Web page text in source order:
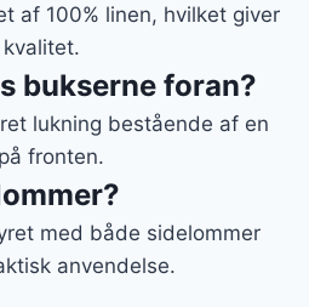
af 100% linen, hvilket giver
bukserne foran?
lukning bestående af en
fronten.
med både sidelommer
anvendelse.